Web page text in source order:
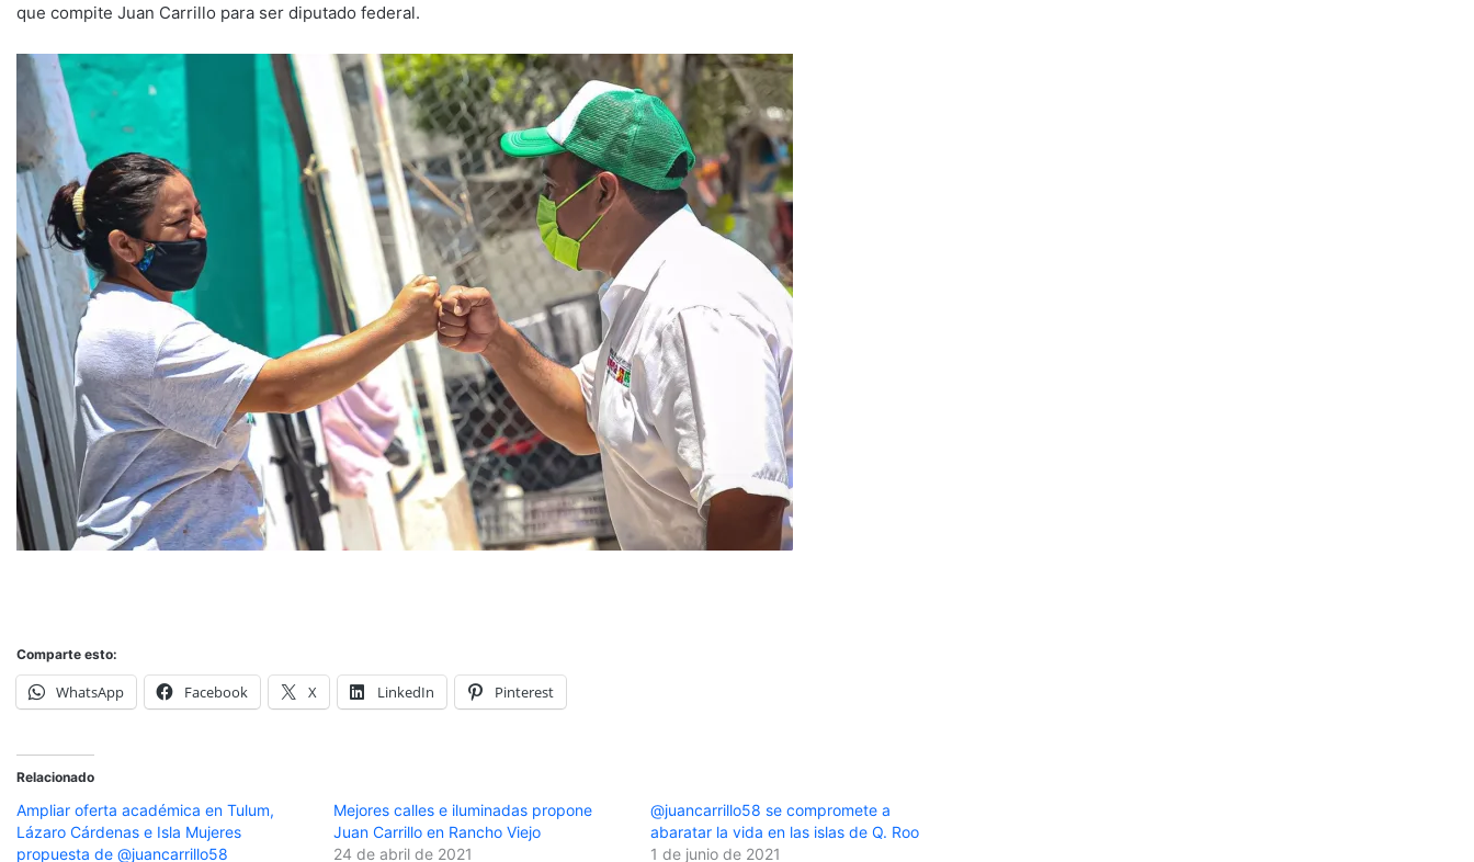
que compite Juan Carrillo para ser diputado federal.
Comparte esto:
WhatsApp Facebook X LinkedIn Pinterest
Relacionado
Ampliar oferta académica en Tulum,
Lázaro Cárdenas e Isla Mujeres
propuesta de @juancarrillo58
Mejores calles e iluminadas propone
Juan Carrillo en Rancho Viejo
24 de abril de 2021
@juancarrillo58 se compromete a
abaratar la vida en las islas de Q. Roo
1 de junio de 2021